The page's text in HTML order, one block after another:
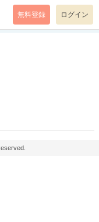
無料登録 ログイン